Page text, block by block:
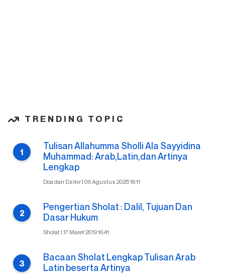
TRENDING TOPIC
Tulisan Allahumma Sholli Ala Sayyidina
Muhammad: Arab,Latin,dan Artinya
Lengkap
Doa dan Dzikir | 06 Agustus 2025 16:11
Pengertian Sholat : Dalil, Tujuan Dan
Dasar Hukum
Sholat | 17 Maret 2019 16:41
Bacaan Sholat Lengkap Tulisan Arab
Latin beserta Artinya